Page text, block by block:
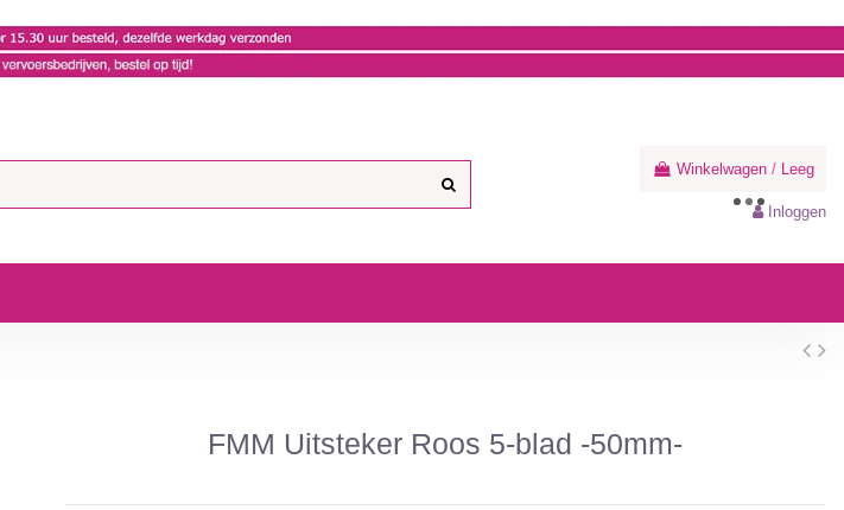
Winkelwagen / Leeg
Inloggen
FMM Uitsteker Roos 5-blad -50mm-